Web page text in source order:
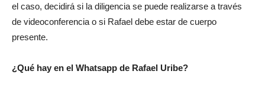
el caso, decidirá si la diligencia se puede realizarse a través
de videoconferencia o si Rafael debe estar de cuerpo
presente.
¿Qué hay en el Whatsapp de Rafael Uribe?